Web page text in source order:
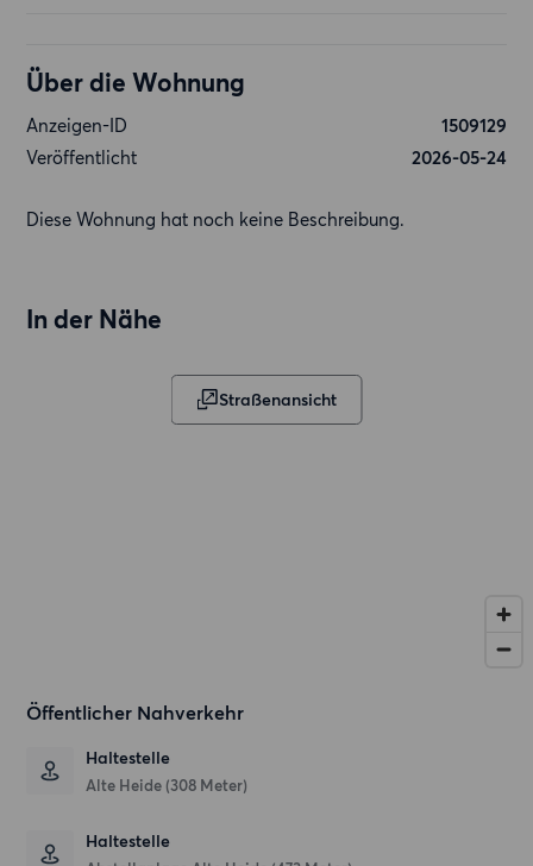
Über die Wohnung
Anzeigen-ID
1509129
Veröffentlicht
2026-05-24
Diese Wohnung hat noch keine Beschreibung.
In der Nähe
Straßenansicht
Öffentlicher Nahverkehr
Haltestelle
Alte Heide (308 Meter)
Haltestelle